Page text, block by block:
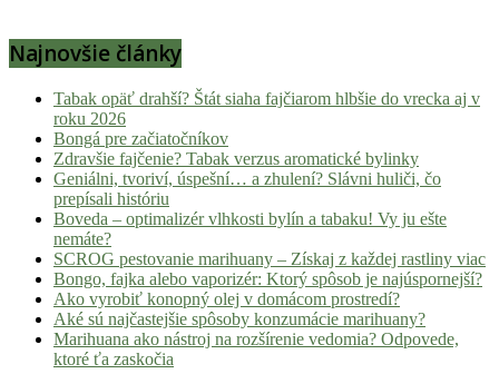
Najnovšie články
Tabak opäť drahší? Štát siaha fajčiarom hlbšie do vrecka aj v
roku 2026
Bongá pre začiatočníkov
Zdravšie fajčenie? Tabak verzus aromatické bylinky
Geniálni, tvoriví, úspešní… a zhulení? Slávni huliči, čo
prepísali históriu
Boveda – optimalizér vlhkosti bylín a tabaku! Vy ju ešte
nemáte?
SCROG pestovanie marihuany – Získaj z každej rastliny viac
Bongo, fajka alebo vaporizér: Ktorý spôsob je najúspornejší?
Ako vyrobiť konopný olej v domácom prostredí?
Aké sú najčastejšie spôsoby konzumácie marihuany?
Marihuana ako nástroj na rozšírenie vedomia? Odpovede,
ktoré ťa zaskočia